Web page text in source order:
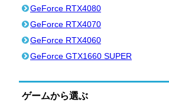
GeForce RTX4080
GeForce RTX4070
GeForce RTX4060
GeForce GTX1660 SUPER
ゲームから選ぶ